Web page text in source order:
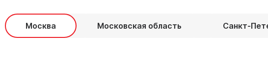
Москва Московская область Санкт-